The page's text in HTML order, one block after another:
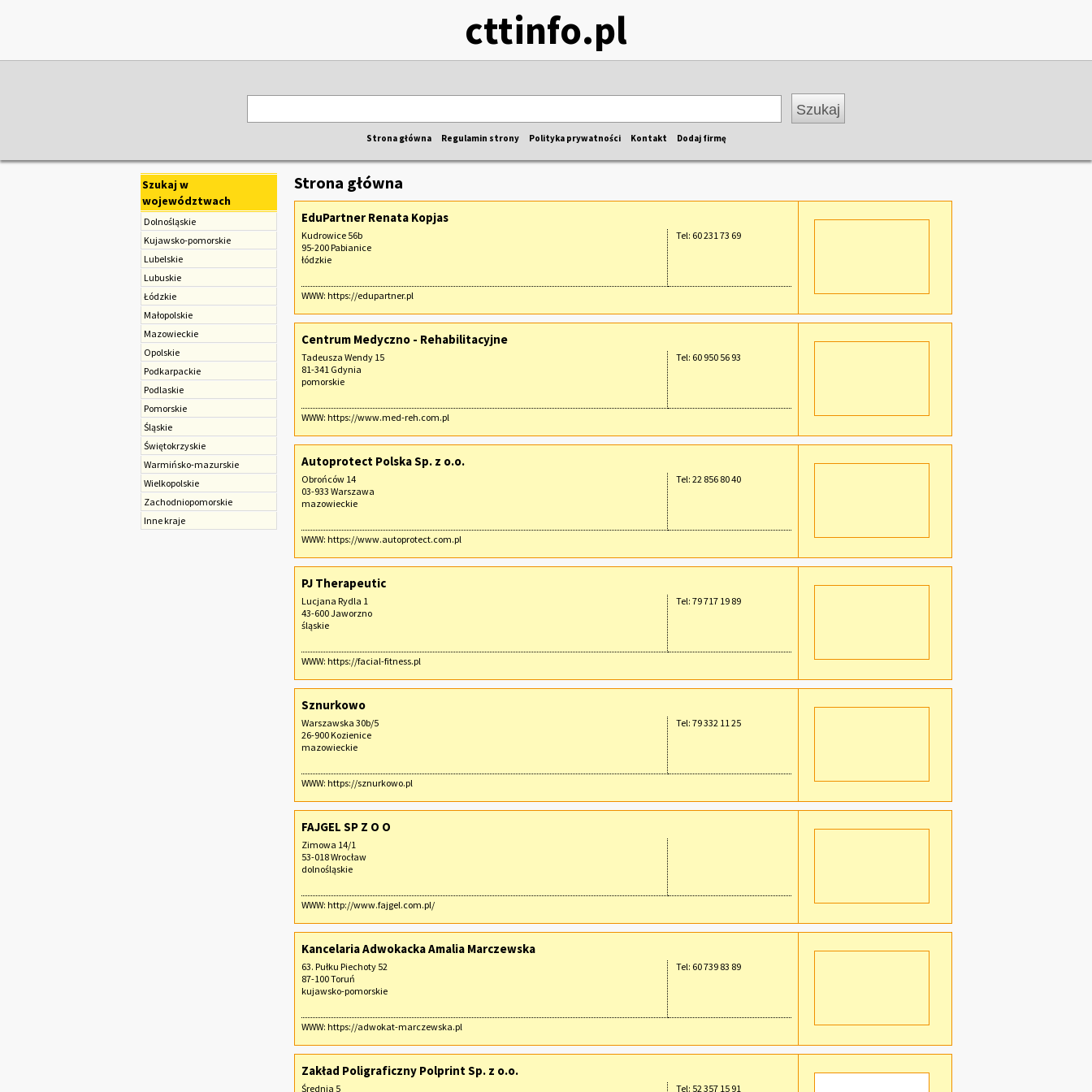
cttinfo.pl
Strona główna Regulamin strony Polityka prywatności Kontakt Dodaj firmę
Szukaj w
województwach
Dolnośląskie
Kujawsko-pomorskie
Lubelskie
Lubuskie
Łódzkie
Małopolskie
Mazowieckie
Opolskie
Podkarpackie
Podlaskie
Pomorskie
Śląskie
Świętokrzyskie
Warmińsko-mazurskie
Wielkopolskie
Zachodniopomorskie
Inne kraje
Strona główna
EduPartner Renata Kopjas
Kudrowice 56b
95-200 Pabianice
łódzkie
Tel: 60 231 73 69
WWW: https://edupartner.pl
Centrum Medyczno - Rehabilitacyjne
Tadeusza Wendy 15
81-341 Gdynia
pomorskie
Tel: 60 950 56 93
WWW: https://www.med-reh.com.pl
Autoprotect Polska Sp. z o.o.
Obrońców 14
03-933 Warszawa
mazowieckie
Tel: 22 856 80 40
WWW: https://www.autoprotect.com.pl
PJ Therapeutic
Lucjana Rydla 1
43-600 Jaworzno
śląskie
Tel: 79 717 19 89
WWW: https://facial-fitness.pl
Sznurkowo
Warszawska 30b/5
26-900 Kozienice
mazowieckie
Tel: 79 332 11 25
WWW: https://sznurkowo.pl
FAJGEL SP Z O O
Zimowa 14/1
53-018 Wrocław
dolnośląskie
WWW: http://www.fajgel.com.pl/
Kancelaria Adwokacka Amalia Marczewska
63. Pułku Piechoty 52
87-100 Toruń
kujawsko-pomorskie
Tel: 60 739 83 89
WWW: https://adwokat-marczewska.pl
Zakład Poligraficzny Polprint Sp. z o.o.
Średnia 5 Tel: 52 357 15 91